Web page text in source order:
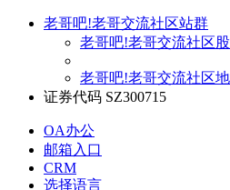
老哥吧!老哥交流社区站群
老哥吧!老哥交流社区
老哥吧!老哥交流社区
证券代码 SZ300715
OA办公
邮箱入口
CRM
选择语言